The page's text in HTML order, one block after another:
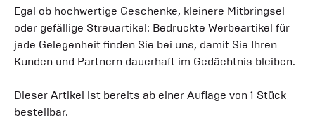
Egal ob hochwertige Geschenke, kleinere Mitbringsel
oder gefällige Streuartikel: Bedruckte Werbeartikel für
jede Gelegenheit finden Sie bei uns, damit Sie Ihren
Kunden und Partnern dauerhaft im Gedächtnis bleiben.
Dieser Artikel ist bereits ab einer Auflage von 1 Stück
bestellbar.